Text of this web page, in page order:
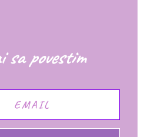
sa povestim